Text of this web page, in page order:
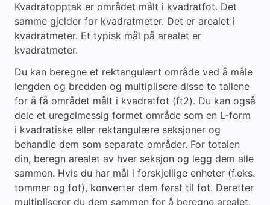
Kvadratopptak er området målt i kvadratfot. Det
samme gjelder for kvadratmeter. Det er arealet i
kvadratmeter. Et typisk mål på arealet er
kvadratmeter.
Du kan beregne et rektangulært område ved å måle
lengden og bredden og multiplisere disse to tallene
for å få området målt i kvadratfot (ft2). Du kan også
dele et uregelmessig formet område som en L-form
i kvadratiske eller rektangulære seksjoner og
behandle dem som separate områder. For totalen
din, beregn arealet av hver seksjon og legg dem alle
sammen. Hvis du har mål i forskjellige enheter (f.eks.
tommer og fot), konverter dem først til fot. Deretter
multipliserer du dem sammen for å beregne arealet.